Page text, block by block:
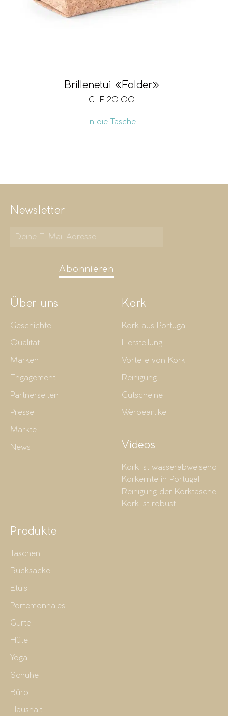
Brillenetui «Folder»
CHF 20.00
In die Tasche
Newsletter
Abonnieren
Über uns
Geschichte
Qualität
Marken
Engagement
Partnerseiten
Presse
Märkte
News
Kork
Kork aus Portugal
Herstellung
Vorteile von Kork
Reinigung
Gutscheine
Werbeartikel
Videos
Kork ist wasserabweisend
Korkernte in Portugal
Reinigung der Korktasche
Kork ist robust
Produkte
Taschen
Rucksäcke
Etuis
Portemonnaies
Gürtel
Hüte
Yoga
Schuhe
Büro
Haushalt